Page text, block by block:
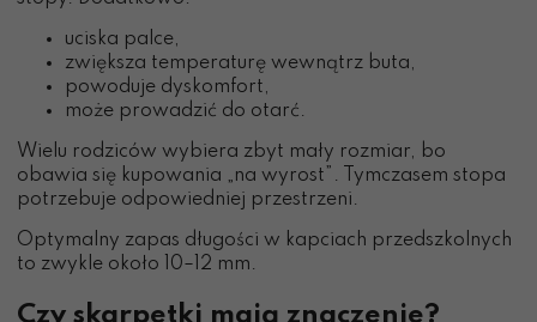
uciska palce,
zwiększa temperaturę wewnątrz buta,
powoduje dyskomfort,
może prowadzić do otarć.
Wielu rodziców wybiera zbyt mały rozmiar, bo
obawia się kupowania „na wyrost”. Tymczasem stopa
potrzebuje odpowiedniej przestrzeni.
Optymalny zapas długości w kapciach przedszkolnych
to zwykle około 10–12 mm.
Czy skarpetki mają znaczenie?